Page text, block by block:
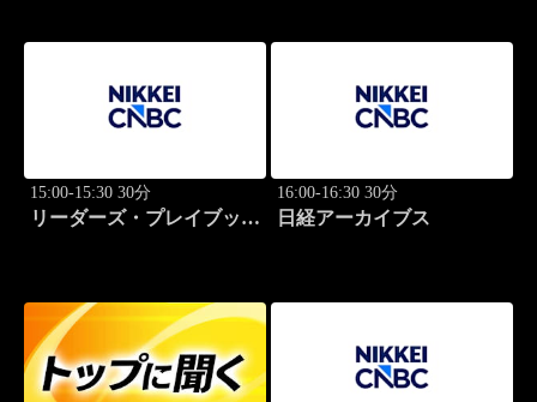
15:00-15:30 30分
リーダーズ・プレイブック
16:00-16:30 30分
日経アーカイブス